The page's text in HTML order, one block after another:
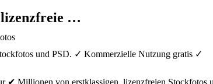
lizenzfreie …
und PSD. ✓ Kommerzielle Nutzung gratis ✓
✔ Millionen von erstklassigen, lizenzfreien Stockfotos